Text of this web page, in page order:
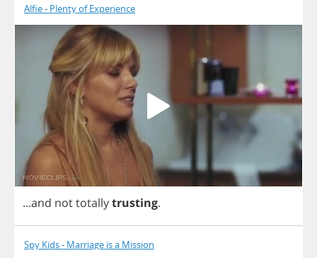
Alfie - Plenty of Experience
...and nottotallytrusting.
Spy Kids - Marriage is a Mission